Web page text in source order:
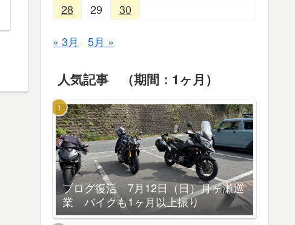
28
29 30
« 3月 5月 »
人気記事 （期間：1ヶ月）
ブログ復活 7月12日（日）月ヶ瀬巡
業 バイクも1ヶ月以上振り